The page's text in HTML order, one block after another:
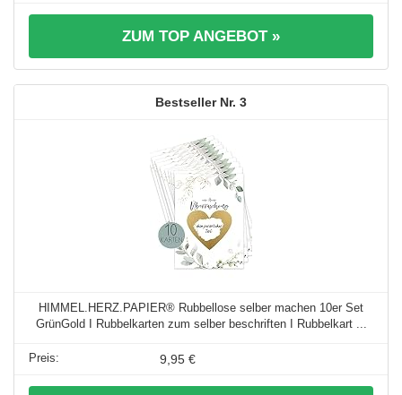
ZUM TOP ANGEBOT »
3
HIMMEL.HERZ.PAPIER® Rubbellose selber machen 10er Set
GrünGold I Rubbelkarten zum selber beschriften I Rubbelkart ...
9,95 €